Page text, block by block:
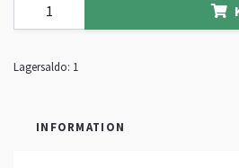
Lagersaldo: 1
INFORMATION